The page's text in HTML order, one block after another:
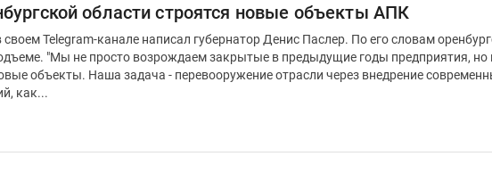
области строятся новые объекты АПК
Telegram-канале написал губернатор Денис Паслер. По его словам
предыдущие годы предприятия, но и
объекты. Наша задача - перевооружение отрасли через внедрение
как...